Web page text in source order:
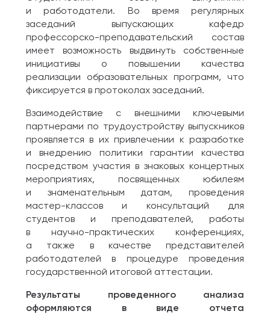
и работодатели. Во время регулярных
заседаний выпускающих кафедр
профессорско-преподавательский состав
имеет возможность выдвинуть собственные
инициативы о повышении качества
реализации образовательных программ, что
фиксируется в протоколах заседаний.
Взаимодействие с внешними ключевыми
партнерами по трудоустройству выпускников
проявляется в их привлечении к разработке
и внедрению политики гарантии качества
посредством участия в знаковых концертных
мероприятиях, посвященных юбилеям
и знаменательным датам, проведения
мастер-классов и консультаций для
студентов и преподавателей, работы
в научно-практических конференциях,
а также в качестве представителей
работодателей в процедуре проведения
государственной итоговой аттестации.
Результаты проведенного анализа
оформляются в виде отчета